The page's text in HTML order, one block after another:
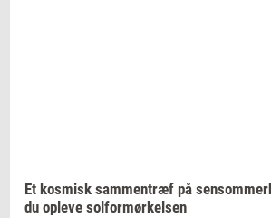
Et kos­misk sam­men­træf på
du op­le­ve sol­for­mør­kel­sen